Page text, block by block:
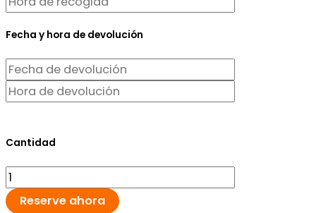
Fecha y hora de devolución
Cantidad
Reserve ahora